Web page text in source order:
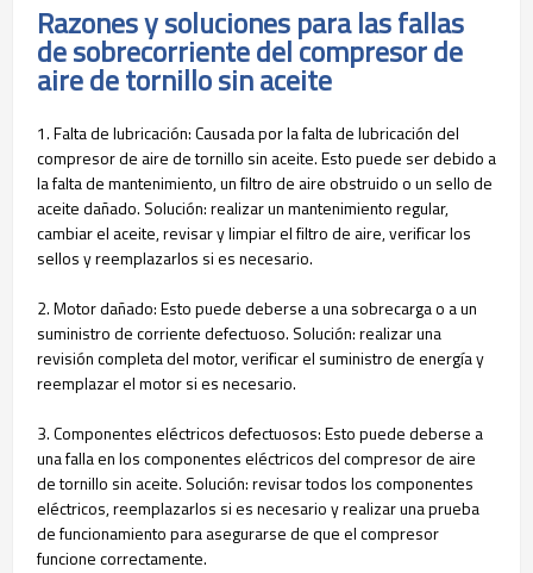
Razones y soluciones para las fallas
de sobrecorriente del compresor de
aire de tornillo sin aceite
1. Falta de lubricación: Causada por la falta de lubricación del
compresor de aire de tornillo sin aceite. Esto puede ser debido a
la falta de mantenimiento, un filtro de aire obstruido o un sello de
aceite dañado. Solución: realizar un mantenimiento regular,
cambiar el aceite, revisar y limpiar el filtro de aire, verificar los
sellos y reemplazarlos si es necesario.
2. Motor dañado: Esto puede deberse a una sobrecarga o a un
suministro de corriente defectuoso. Solución: realizar una
revisión completa del motor, verificar el suministro de energía y
reemplazar el motor si es necesario.
3. Componentes eléctricos defectuosos: Esto puede deberse a
una falla en los componentes eléctricos del compresor de aire
de tornillo sin aceite. Solución: revisar todos los componentes
eléctricos, reemplazarlos si es necesario y realizar una prueba
de funcionamiento para asegurarse de que el compresor
funcione correctamente.